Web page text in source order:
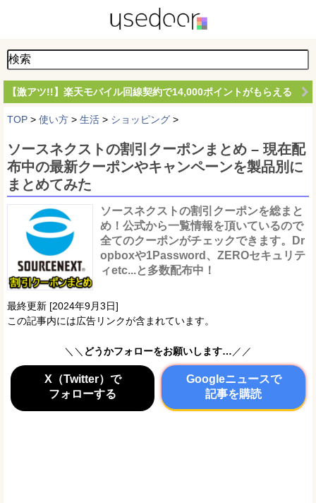
【激アツ!!】楽天モバイル回線契約で14,000ポイントがもらえる
TOP > 使い方 > 生活 > ショッピング >
ソースネクストの割引クーポンまとめ – 現在配
布中の最新クーポンやキャンペーンを製品別に
まとめてみた
ソースネクストの割引クーポンを総まと
め！公式から一覧情報を頂いているので
全てのクーポンがチェックできます。Dr
opboxや1Password、ZEROセキュリテ
ィetc...と多数配布中！
最終更新 [2024年9月3日]
この記事内には広告リンクが含まれています。
＼＼ どうかフォローをお願いします… ／／
X（Twitter）で
フォローする
Googleニュースで
記事を購読